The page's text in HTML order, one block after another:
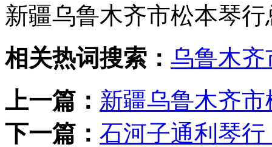
新疆乌鲁木齐市松本琴行
相关热词搜索： 乌鲁木齐
上一篇： 新疆乌鲁木齐
下一篇： 石河子通利琴